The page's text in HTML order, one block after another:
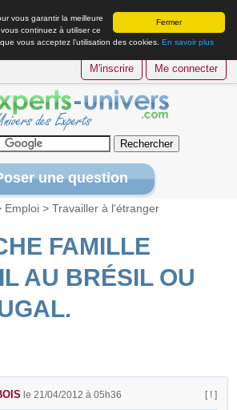
Fermer
vous garantir la meilleure
continuez à utiliser ce
vous acceptez l’utilisation des cookies. En savoir plus
M'inscrire Me connecter
une question
Emploi >Travailler à l'étranger
FAMILLE
AU BRÉSIL OU
le 21/04/2012 à 05h36 [ ! ]